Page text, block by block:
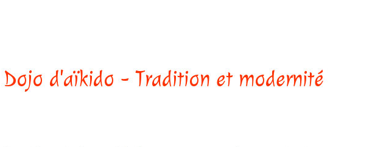
Dojo d'aïkido - Tradition et modernité